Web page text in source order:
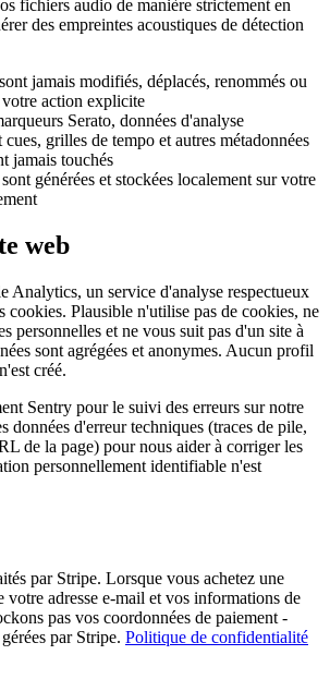
fichiers audio de manière strictement en
des empreintes acoustiques de détection
jamais modifiés, déplacés, renommés ou
votre action explicite
Serato, données d'analyse
grilles de tempo et autres métadonnées
jamais touchés
générées et stockées localement sur votre
web
Analytics, un service d'analyse respectueux
cookies. Plausible n'utilise pas de cookies, ne
personnelles et ne vous suit pas d'un site à
sont agrégées et anonymes. Aucun profil
créé.
Sentry pour le suivi des erreurs sur notre
données d'erreur techniques (traces de pile,
de la page) pour nous aider à corriger les
personnellement identifiable n'est
par Stripe. Lorsque vous achetez une
votre adresse e-mail et vos informations de
pas vos coordonnées de paiement -
par Stripe. Politique de confidentialité